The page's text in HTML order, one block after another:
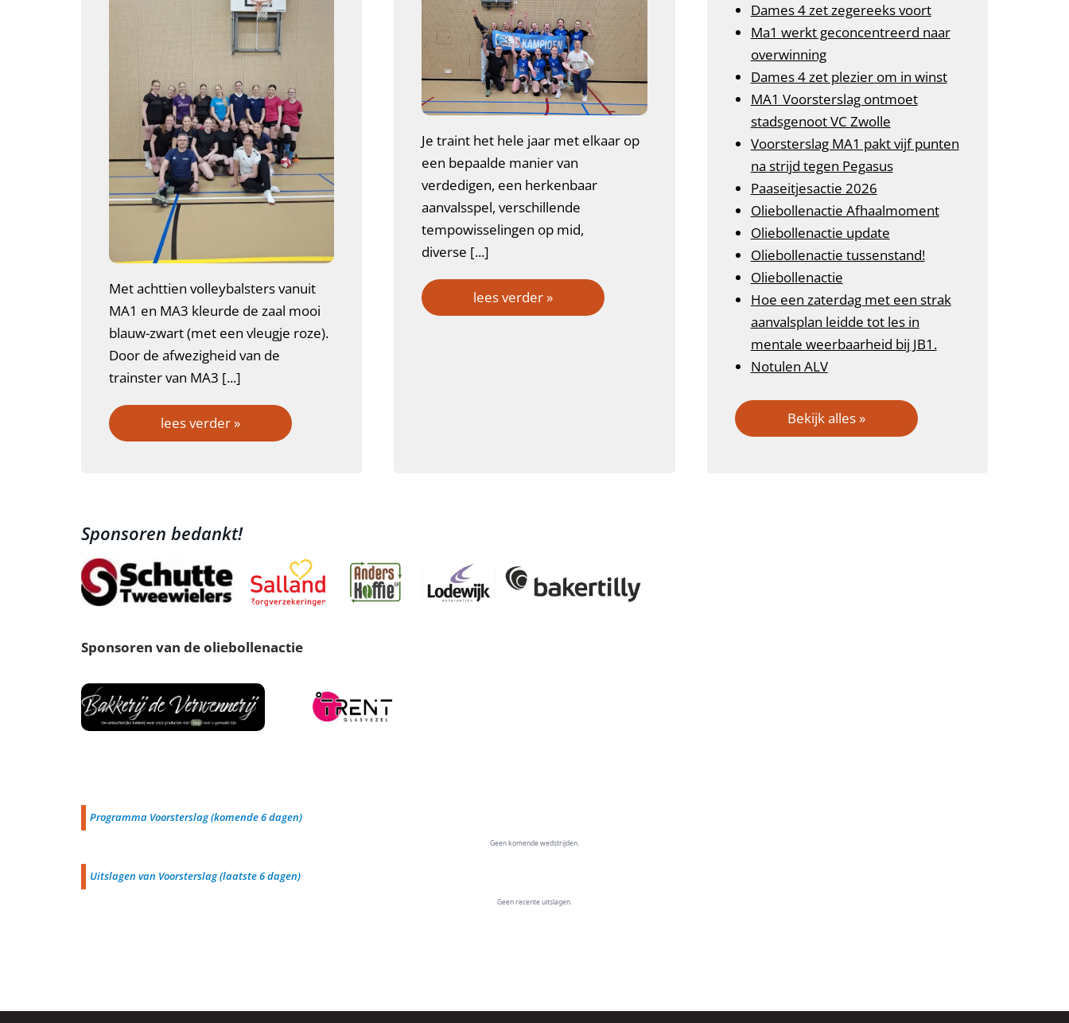
Met achttien volleybalsters vanuit
MA1 en MA3 kleurde de zaal mooi
blauw-zwart (met een vleugje roze).
Door de afwezigheid van de
trainster van MA3 [...]
lees verder »
Je traint het hele jaar met elkaar op
een bepaalde manier van
verdedigen, een herkenbaar
aanvalsspel, verschillende
tempowisselingen op mid,
diverse [...]
lees verder »
Dames 4 zet zegereeks voort
Ma1 werkt geconcentreerd naar
overwinning
Dames 4 zet plezier om in winst
MA1 Voorsterslag ontmoet
stadsgenoot VC Zwolle
Voorsterslag MA1 pakt vijf punten
na strijd tegen Pegasus
Paaseitjesactie 2026
Oliebollenactie Afhaalmoment
Oliebollenactie update
Oliebollenactie tussenstand!
Oliebollenactie
Hoe een zaterdag met een strak
aanvalsplan leidde tot les in
mentale weerbaarheid bij JB1.
Notulen ALV
Bekijk alles »
Sponsoren bedankt!
Sponsoren van de oliebollenactie
Programma Voorsterslag (komende 6 dagen)
Geen komende wedstrijden.
Uitslagen van Voorsterslag (laatste 6 dagen)
Geen recente uitslagen.